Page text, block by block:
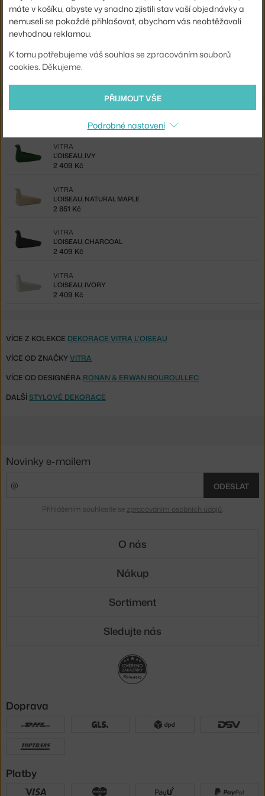
Kód produktu VIT-21505801
EAN
4055737997228
Ste zo Slovenska? Prejdite naL’Oiseau, natural maple
Shopping from the EU? Switch to
L’OISEAU, IVY
VITRA
2 409 Kč
L’OISEAU, NATURAL MAPLE
VITRA
2 851 Kč
L’OISEAU, CHARCOAL
VITRA
2 409 Kč
L’OISEAU, IVORY
VITRA
2 409 Kč
VÍCE Z KOLEKCE DEKORACE VITRA L’OISEAU
VÍCE OD ZNAČKYVITRA
VÍCE OD DESIGNÉRA RONAN & ERWAN BOUROULLEC
DALŠÍSTYLOVÉ DEKORACE
máte v košíku, abyste vy snadno zjistili stav vaší objednávky a
nemuseli se pokaždé přihlašovat, abychom vás neobtěžovali
nevhodnou reklamou.
K tomu potřebujeme váš souhlas se zpracováním souborů
cookies. Děkujeme.
PŘIJMOUT VŠE
Podrobné nastavení
Novinky e-mailem
ODESLAT
Přihlášením souhlasíte se zpracováním osobních údajů
O nás
Nákup
Sortiment
Sledujte nás
Doprava
Platby